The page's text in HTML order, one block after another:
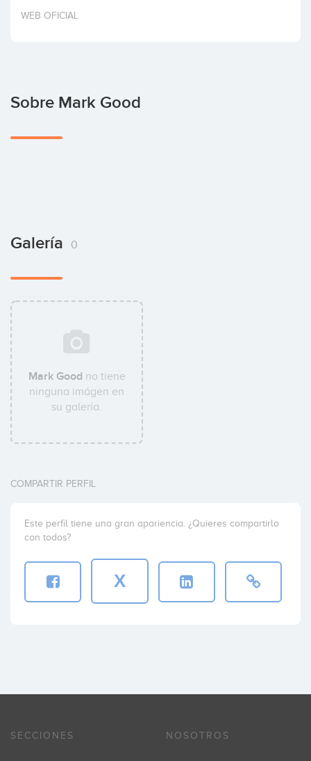
Invertir
WEB OFICIAL
Sobre Mark Good
Galería 0
Mark Good no tiene
ninguna imágen en
su galería.
COMPARTIR PERFIL
Este perfil tiene una gran apariencia. ¿Quieres compartirlo
con todos?
X
SECCIONES NOSOTROS